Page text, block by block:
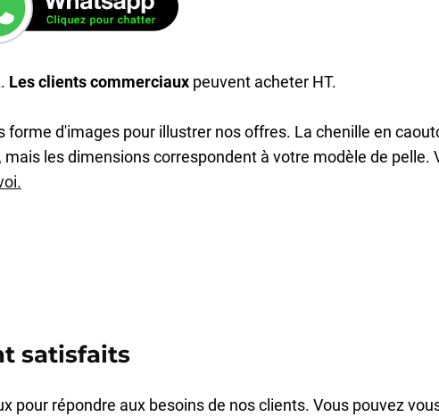
Les clients commerciaux peuvent acheter HT.
forme d'images pour illustrer nos offres. La chenille en
les dimensions correspondent à votre modèle de pelle.
satisfaits
pour répondre aux besoins de nos clients. Vous pouvez